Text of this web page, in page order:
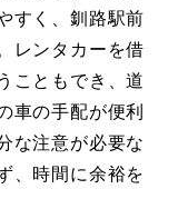
すく、釧路駅前
レンタカーを借
こともでき、道
車の手配が便利
な注意が必要な
、時間に余裕を